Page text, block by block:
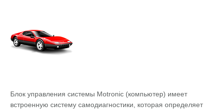
Блок управления системы Motronic (компьютер) имеет
встроенную систему самодиагностики, которая определяет